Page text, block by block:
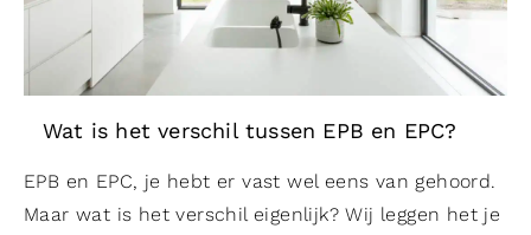
Wat is het verschil tussen EPB en EPC?
EPB en EPC, je hebt er vast wel eens van gehoord.
Maar wat is het verschil eigenlijk? Wij leggen het je